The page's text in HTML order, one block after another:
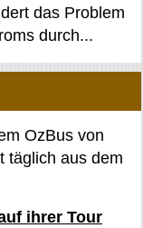
das Problem
durch...
OzBus von
täglich aus dem
ihrer Tour